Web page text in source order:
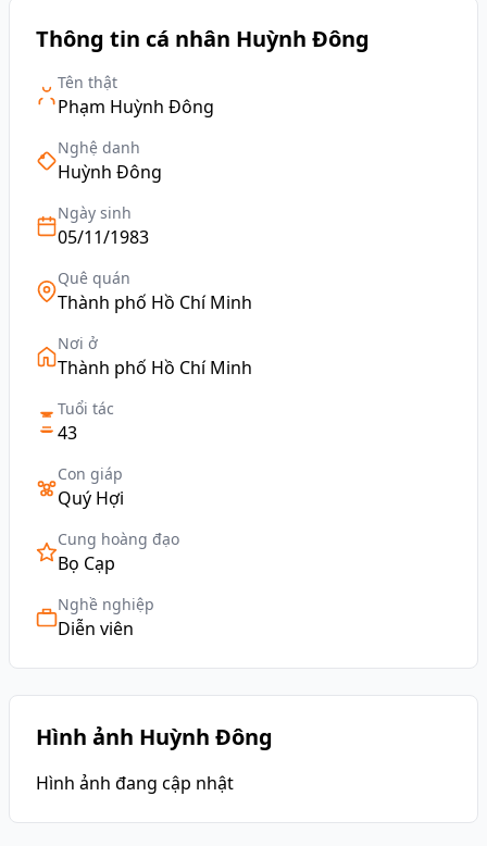
Thông tin cá nhân Huỳnh Đông
Tên thật
Phạm Huỳnh Đông
Nghệ danh
Huỳnh Đông
Ngày sinh
05/11/1983
Quê quán
Thành phố Hồ Chí Minh
Nơi ở
Thành phố Hồ Chí Minh
Tuổi tác
43
Con giáp
Quý Hợi
Cung hoàng đạo
Bọ Cạp
Nghề nghiệp
Diễn viên
Hình ảnh Huỳnh Đông
Hình ảnh đang cập nhật